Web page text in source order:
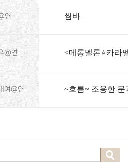
연 쌈바
@연 <메롱멜론⭐️카라
여@연 ~흐름~ 조용한 문